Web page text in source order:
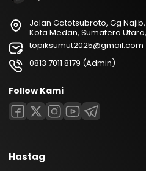
Jalan Gatotsubroto, Gg
Kota Medan, Sumatera Utara,
topiksumut2025@gmail.com
0813 7011 8179 (Admin)
Follow Kami
Hastag